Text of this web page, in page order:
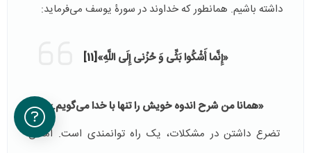
داشته باشیم. همانطور که خداوند در سورۀ یوسف می­‌فرماید:
«إِنَّما أَشْكُوا بَثِّی وَ حُزْنی‏ إِلَى اللَّهِ»[11]
«همانا من شرح اندوه خويش را تنها با خدا مى‌گويم.»
تضرع داشتن در مشکلات، یک راه توانمندی است. امکان